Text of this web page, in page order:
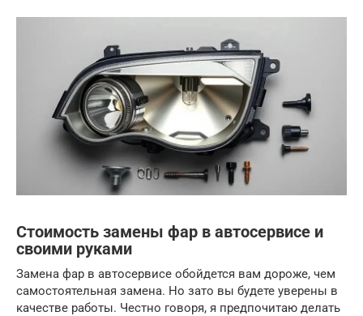
Стоимость замены фар в автосервисе и
своими руками
Замена фар в автосервисе обойдется вам дороже, чем
самостоятельная замена. Но зато вы будете уверены в
качестве работы. Честно говоря, я предпочитаю делать